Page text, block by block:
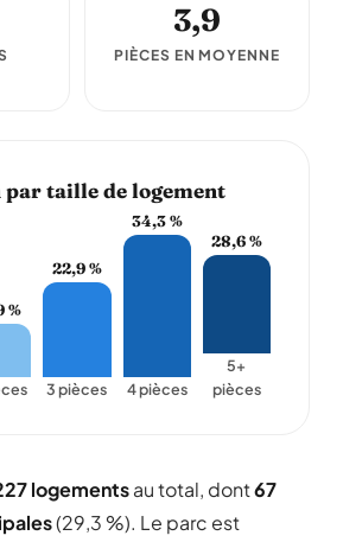
3,9
PIÈCES EN MOYENNE
taille de logement
%
22,9 %
3 pièces
34,3 %
4 pièces
28,6 %
5+
pièces
logementsau total, dont67
(29,3 %). Le parc est